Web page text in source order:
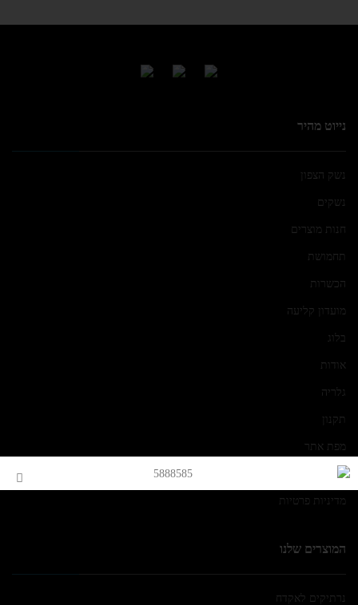
נייוט מהיר
נשק הצפון
נשקים
חנות מוצרים
תחמושת
הכשרות
מועדון קליעה
בלוג
אודות
גלריה
תקנון
מפת אתר
צור קשר
מדיניות פרטיות
המוצרים שלנו
נרתיקים לאקדח